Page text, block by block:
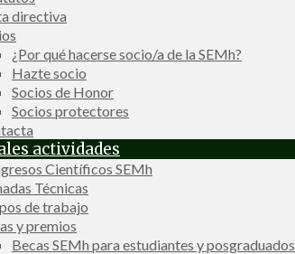
directiva
¿Por qué hacerse socio/a de la SEMh?
Hazte socio
Socios de Honor
Socios protectores
actividades
Científicos SEMh
Técnicas
de trabajo
y premios
Becas SEMh para estudiantes y posgraduados